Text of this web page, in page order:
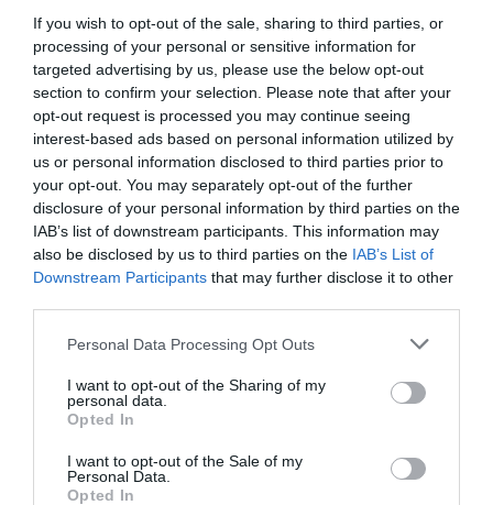
If you wish to opt-out of the sale, sharing to third parties, or
processing of your personal or sensitive information for
targeted advertising by us, please use the below opt-out
section to confirm your selection. Please note that after your
opt-out request is processed you may continue seeing
interest-based ads based on personal information utilized by
us or personal information disclosed to third parties prior to
your opt-out. You may separately opt-out of the further
disclosure of your personal information by third parties on the
IAB’s list of downstream participants. This information may
also be disclosed by us to third parties on the IAB’s List of
Downstream Participants that may further disclose it to other
Personal Data Processing Opt Outs
I want to opt-out of the Sharing of my
personal data.
Opted In
I want to opt-out of the Sale of my
Personal Data.
Opted In
¿Qué han logrado los farmacéuticos de Barcelona con las campañas
de prevención y detección precoz de los riesgos de padecer cáncer de
piel y diabetes? Y en clave Cataluña, ¿qué ha supuesto la implicación
de la red de farmacias centinela en la vigilancia sindrómica de la
gripe?
Fedefarma se suma a la prevención
del melanoma
Noticias y novedades
Redacción
23/05/2018
Fedefarma impulsa durante toda esta
semana la campaña del Día Mundial del
Melanoma, conmemorado hoy, con el fin de
una campaña de salud alrededor de esta
refuercen su labor de educación sanitaria.
La campaña «Antes de dejarte la
Noticias y novedades
Redacción